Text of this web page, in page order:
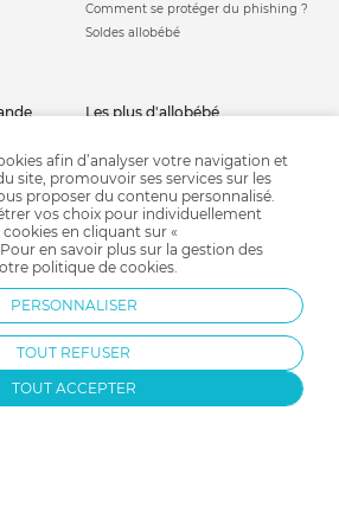
Comment se protéger du phishing ?
Soldes allobébé
les plus d'allobébé
Infos conseils
Jeux concours
Valise de maternité
Parrainage
Paiement sécurisé
Charte qualité
afin d’analyser votre navigation et
site, promouvoir ses services sur les
proposer du contenu personnalisé.
vos choix pour individuellement
en cliquant sur «
Pour en savoir plus sur la gestion des
politique de cookies.
PERSONNALISER
TOUT REFUSER
TOUT ACCEPTER